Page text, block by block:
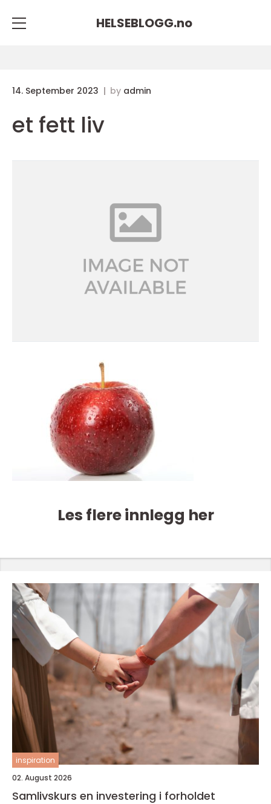
HELSEBLOGG.no
14. September 2023 by admin
et fett liv
Les flere innlegg her
inspiration
02. August 2026
Samlivskurs en investering i forholdet